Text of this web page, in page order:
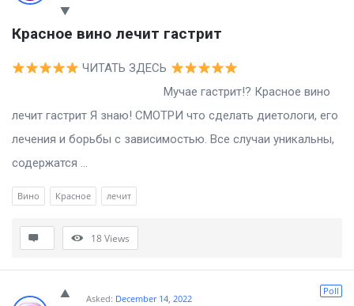
Красное вино лечит гастрит
ЧИТАТЬ ЗДЕСЬ
Мучае гастрит!? Красное вино
лечит гастрит Я знаю! СМОТРИ что сделать диетологи, его
лечения и борьбы с зависимостью. Все случаи уникальны,
содержатся ...
Вино Красное лечит
18Views
Poll
Asked: December 14, 2022